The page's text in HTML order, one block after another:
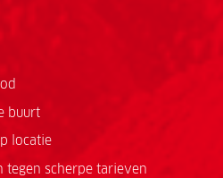
buurt
locatie
tegen scherpe tarieven